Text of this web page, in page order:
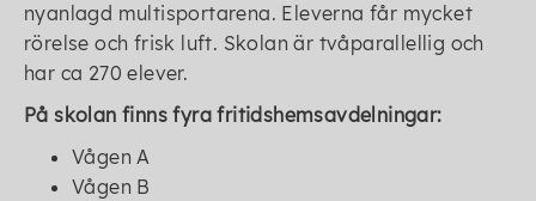
nyanlagd multisportarena. Eleverna får mycket
rörelse och frisk luft. Skolan är tvåparallellig och
har ca 270 elever.
På skolan finns fyra fritidshemsavdelningar:
Vågen A
Vågen B